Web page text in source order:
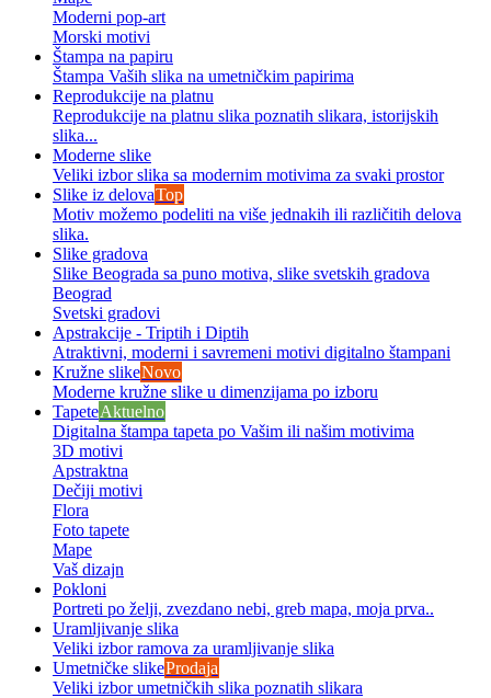
Moderni pop-art
Morski motivi
Štampa na papiru
Štampa Vaših slika na umetničkim papirima
Reprodukcije na platnu
Reprodukcije na platnu slika poznatih slikara, istorijskih
slika...
Moderne slike
Veliki izbor slika sa modernim motivima za svaki prostor
Slike iz delovaTop
Motiv možemo podeliti na više jednakih ili različitih delova
slika.
Slike gradova
Slike Beograda sa puno motiva, slike svetskih gradova
Beograd
Svetski gradovi
Apstrakcije - Triptih i Diptih
Atraktivni, moderni i savremeni motivi digitalno štampani
Kružne slikeNovo
Moderne kružne slike u dimenzijama po izboru
TapeteAktuelno
Digitalna štampa tapeta po Vašim ili našim motivima
3D motivi
Apstraktna
Dečiji motivi
Flora
Foto tapete
Mape
Vaš dizajn
Pokloni
Portreti po želji, zvezdano nebi, greb mapa, moja prva..
Uramljivanje slika
Veliki izbor ramova za uramljivanje slika
Umetničke slikeProdaja
Veliki izbor umetničkih slika poznatih slikara